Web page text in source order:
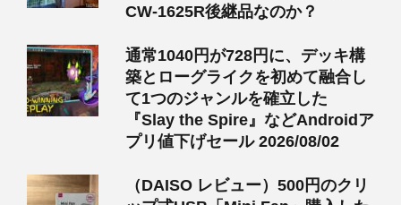
CW-1625R後継品なのか？
通常1040円が728円に、デッキ構
築とローグライクを初めて融合し
て1つのジャンルを確立した
『Slay the Spire』などAndroidア
プリ値下げセール 2026/08/02
（DAISO レビュー）500円のクリ